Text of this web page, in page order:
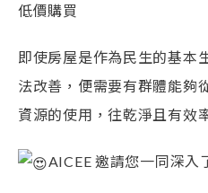
低價購買
即使房屋是作為民生的基本
法改善，便需要有群體能夠
資源的使用，往乾淨且有效
AICEE 邀請您一同深入